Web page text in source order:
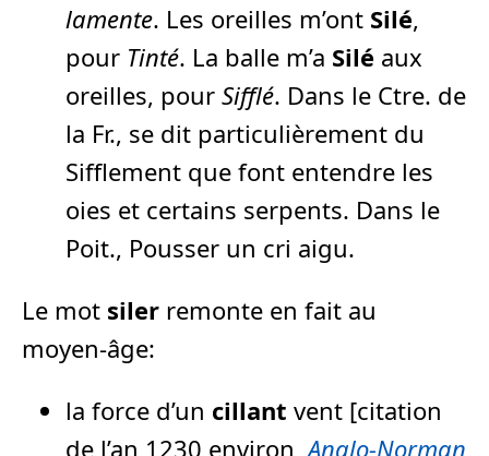
lamente. Les oreilles m’ont Silé,
pour Tinté. La balle m’a Silé aux
oreilles, pour Sifflé. Dans le Ctre. de
la Fr., se dit particulièrement du
Sifflement que font entendre les
oies et certains serpents. Dans le
Poit., Pousser un cri aigu.
Le mot siler remonte en fait au
moyen-âge:
la force d’un cillant vent [citation
de l’an 1230 environ, Anglo-Norman